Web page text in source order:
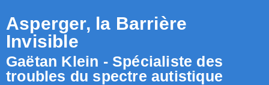
Asperger, la Barrière
Invisible
Gaëtan Klein - Spécialiste des
troubles du spectre autistique